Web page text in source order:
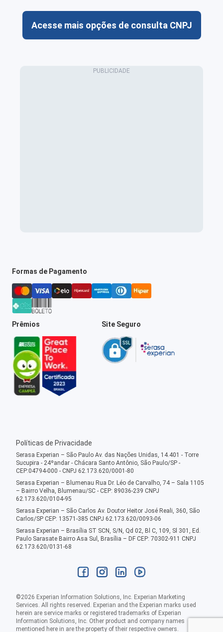
Acesse mais opções de consulta CNPJ
Formas de Pagamento
Prêmios Site Seguro
Políticas de Privacidade
Serasa Experian – São Paulo Av. das Nações Unidas, 14.401 - Torre
Sucupira - 24ºandar - Chácara Santo Antônio, São Paulo/SP -
CEP:04794-000 - CNPJ 62.173.620/0001-80
Serasa Experian – Blumenau Rua Dr. Léo de Carvalho, 74 – Sala 1105
– Bairro Velha, Blumenau/SC - CEP: 89036-239 CNPJ
62.173.620/0104-95
Serasa Experian – São Carlos Av. Doutor Heitor José Reali, 360, São
Carlos/SP CEP: 13571-385 CNPJ 62.173.620/0093-06
Serasa Experian – Brasília ST SCN, S/N, Qd 02, Bl C, 109, Sl 301, Ed.
Paulo Sarasate Bairro Asa Sul, Brasília – DF CEP: 70302-911 CNPJ
62.173.620/0131-68
©2026 Experian Information Solutions, Inc. Experian Marketing
Services. All rights reserved. Experian and the Experian marks used
herein are service marks or registered trademarks of Experian
Information Solutions, Inc. Other product and company names
mentioned here in are the property of their respective owners.